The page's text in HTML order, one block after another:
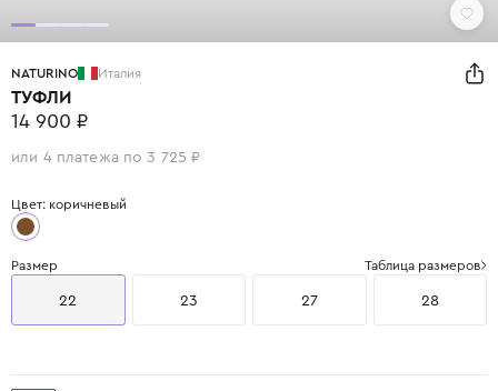
NATURINO Италия
ТУФЛИ
14 900 ₽
или 4 платежа по 3 725 ₽
Цвет: коричневый
Размер Таблица размеров
22 23 27 28